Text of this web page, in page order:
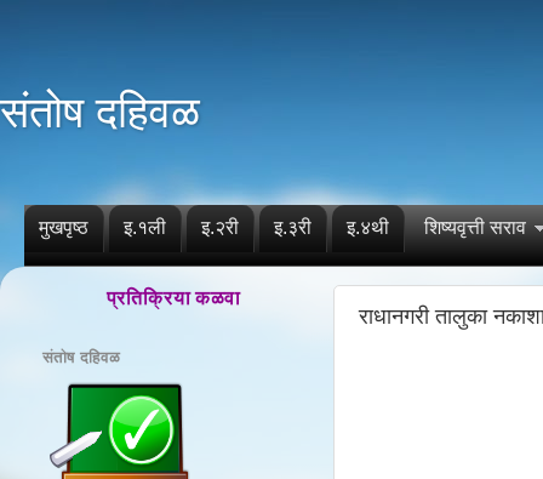
संतोष दहिवळ
मुखपृष्ठ इ.१ली इ.२री इ.३री इ.४थी शिष्यवृत्ती सराव
राधानगरी तालुका
प्रतिक्रिया कळवा
संतोष दहिवळ